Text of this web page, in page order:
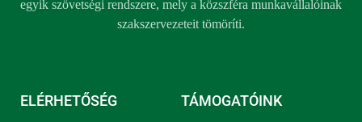
egyik szövetségi rendszere, mely a közszféra munkavállalóinak
szakszervezeteit tömöríti.
ELÉRHETŐSÉG TÁMOGATÓINK